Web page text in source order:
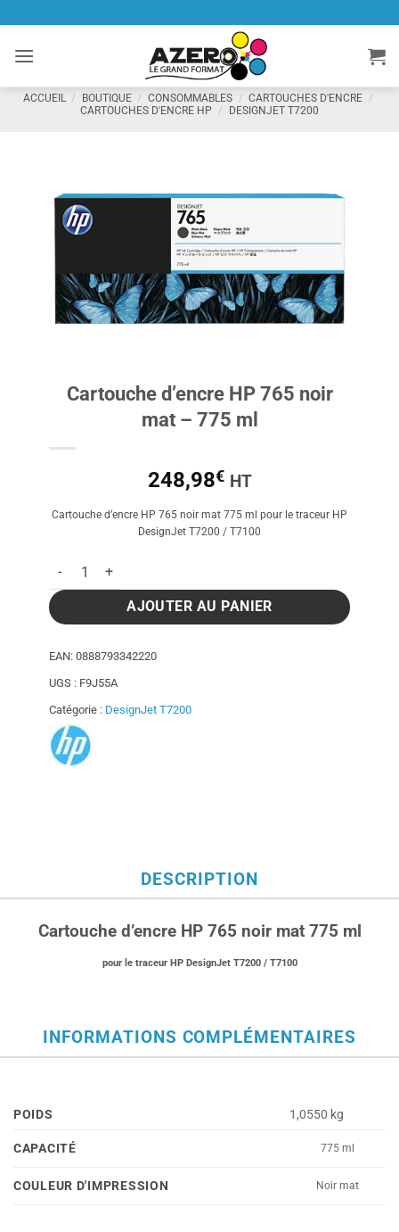
contenu
ACCUEIL / BOUTIQUE / CONSOMMABLES / CARTOUCHES D'ENCRE /
CARTOUCHES D'ENCRE HP / DESIGNJET T7200
Cartouche d’encre HP 765 noir
mat – 775 ml
248,98€ HT
Cartouche d’encre HP 765 noir mat 775 ml pour le traceur HP
DesignJet T7200 / T7100
quantité de Cartouche d'encre HP 765 noir mat - 775 ml
AJOUTER AU PANIER
EAN: 0888793342220
UGS : F9J55A
Catégorie : DesignJet T7200
DESCRIPTION
Cartouche d’encre HP 765 noir mat 775 ml
pour le traceur HP DesignJet T7200 / T7100
INFORMATIONS COMPLÉMENTAIRES
POIDS 1,0550 kg
CAPACITÉ 775 ml
COULEUR D'IMPRESSION Noir mat